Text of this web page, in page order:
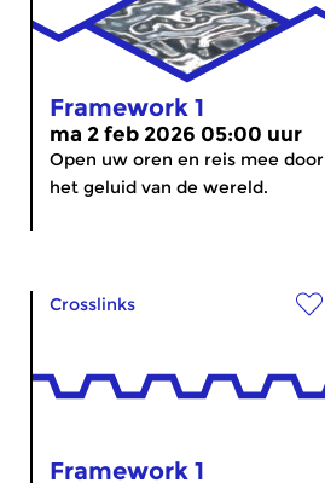
Framework 1
ma 2 feb 2026 05:00 uur
Open uw oren en reis mee door
het geluid van de wereld.
Crosslinks
Framework 1